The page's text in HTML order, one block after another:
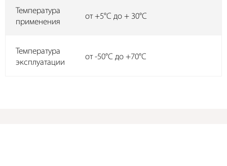
Температура
применения
от +5°C до + 30°C
Температура
эксплуатации
от -50°C до +70°C